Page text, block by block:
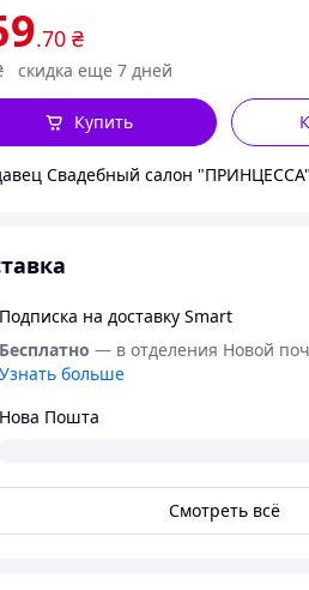
.70 ₴
скидка еще 7 дней
Купить
Свадебный салон "ПРИНЦЕССА"
Подписка на доставку Smart
Бесплатно — в отделения Новой
Узнать больше
Нова Пошта
Смотреть всё